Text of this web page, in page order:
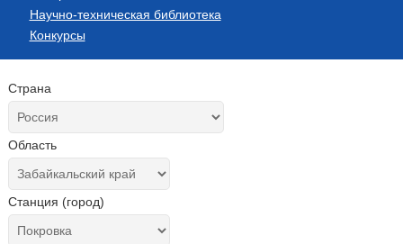
Научно-техническая библиотека
Конкурсы
Страна
Область
Станция (город)